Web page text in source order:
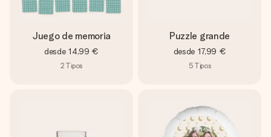
Juego de memoria
desde 14,99 €
2 Tipos
Puzzle grande
desde 17,99 €
5 Tipos